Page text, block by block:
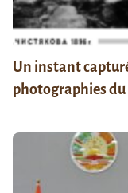
Un instant
photographies du